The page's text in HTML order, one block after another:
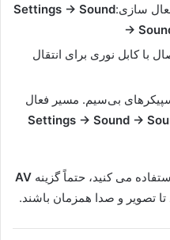
Settings → Sound
→
با کابل نوری برای انتقال
بی‌سیم. مسیر فعال
Settings → Sound →
می کنید، حتماً گزینه AV
تصویر و صدا همزمان باشند.